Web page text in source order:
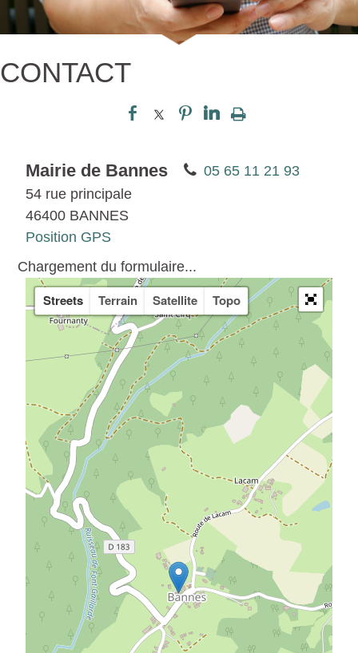
CONTACT
Mairie de Bannes
54 rue principale
46400 BANNES
Position GPS
05 65 11 21 93
Chargement du formulaire...
Streets Terrain Satellite Topo